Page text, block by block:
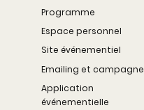
Programme
Espace personnel
Site événementiel
Emailing et campagne
Application
événementielle